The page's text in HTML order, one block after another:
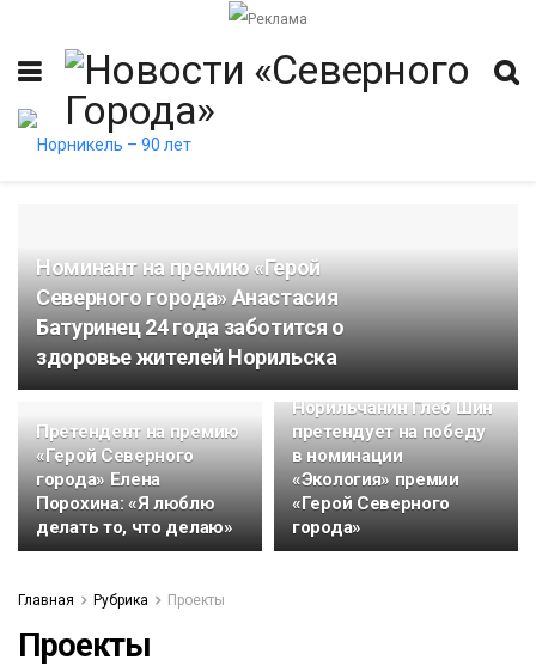
Номинант на премию «Герой
Северного города» Анастасия
Батуринец 24 года заботится о
здоровье жителей Норильска
Претендент на премию
«Герой Северного
города» Елена
Порохина: «Я люблю
делать то, что делаю»
Норильчанин Глеб Шин
претендует на победу
в номинации
«Экология» премии
«Герой Северного
города»
Главная Рубрика Проекты
Проекты